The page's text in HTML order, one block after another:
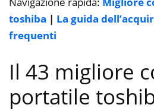
toshiba | La guida
frequenti
Il 43 migliore
portatile